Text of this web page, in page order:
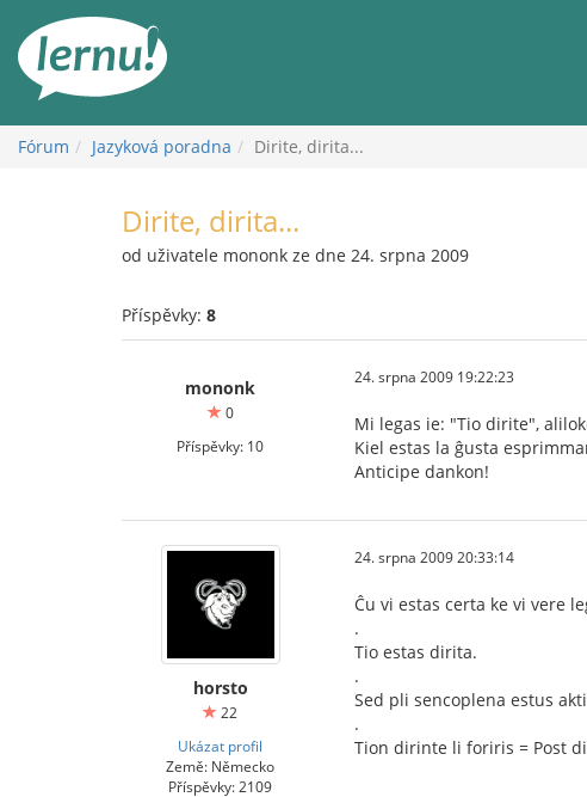
obsahu
Fórum Jazyková poradna Dirite, dirita...
Dirite, dirita...
od uživatele mononk ze dne 24. srpna 2009
Příspěvky: 8
mononk
0
Příspěvky: 10
24. srpna 2009 19:22:23
Mi legas ie: "Tio dirite",
Kiel estas la ĝusta
Anticipe dankon!
horsto
22
Ukázat profil
Země: Německo
Příspěvky: 2109
24. srpna 2009 20:33:14
Ĉu vi estas certa ke vi vere
.
Tio estas dirita.
.
Sed pli sencoplena estus
.
Tion dirinte li foriris = Post